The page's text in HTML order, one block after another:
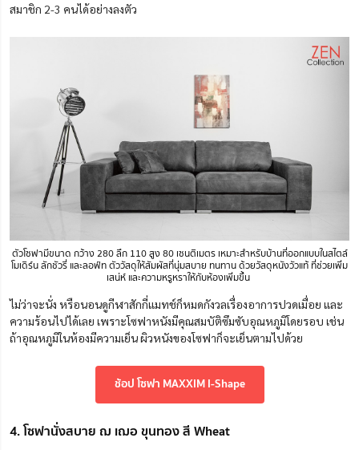
สมาชิก 2-3 คนได้อย่างลงตัว
ตัวโซฟามีขนาด กว้าง 280 ลึก 110 สูง 80 เซนติเมตร เหมาะสำหรับบ้านที่ออกแบบในสไตล์
โมเดิร์น ลักชัวรี่ และลอฟ์ท ตัววัสดุให้สัมผัสที่นุ่มสบาย ทนทาน ด้วยวัสดุหนังวัวแท้ ที่ช่วยเพิ่ม
เสน่ห์ และความหรูหราให้กับห้องเพิ่มขึ้น
ไม่ว่าจะนั่ง หรือนอนดูกีฬาสักกี่แมทช์ก็หมดกังวลเรื่องอาการปวดเมื่อย และ
ความร้อนไปได้เลย เพราะโซฟาหนังมีคุณสมบัติซึมซับอุณหภูมิโดยรอบ เช่น
ถ้าอุณหภูมิในห้องมีความเย็น ผิวหนังของโซฟาก็จะเย็นตามไปด้วย
ช้อป โซฟา MAXXIM I-Shape
4. โซฟานั่งสบาย ฌ เฌอ ขุนทอง สี Wheat